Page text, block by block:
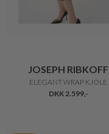
JOSEPH RIBKOFF
ELEGANT WRAP KJOLE
DKK 2.599,-